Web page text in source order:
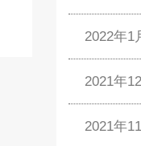
2022年1
2021年
2021年